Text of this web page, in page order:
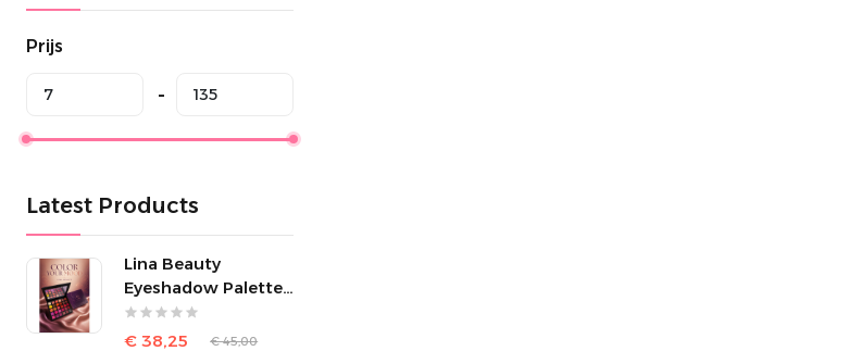
Prijs
Latest Products
Lina Beauty
Eyeshadow Palette
Multicolors – 30
Kleuren
€ 38,25 € 45,00